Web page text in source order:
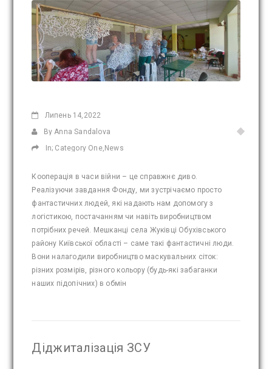
Липень14,2022
By Anna Sandalova
In; Category One,News
Кооперація в часи війни – це справжнє диво.
Реалізуючи завдання Фонду, ми зустрічаємо просто
фантастичних людей, які надають нам допомогу з
логістикою, постачанням чи навіть виробництвом
потрібних речей. Мешканці села Жуківці Обухівського
району Київської області – саме такі фантастичні люди.
Вони налагодили виробництво маскувальних сіток:
різних розмірів, різного кольору (будь-які забаганки
наших підопічних) в обмін
Діджиталізація ЗСУ